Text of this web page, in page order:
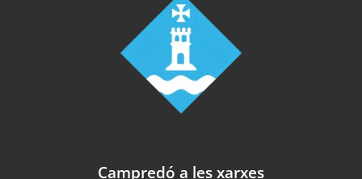
Campredó a les xarxes